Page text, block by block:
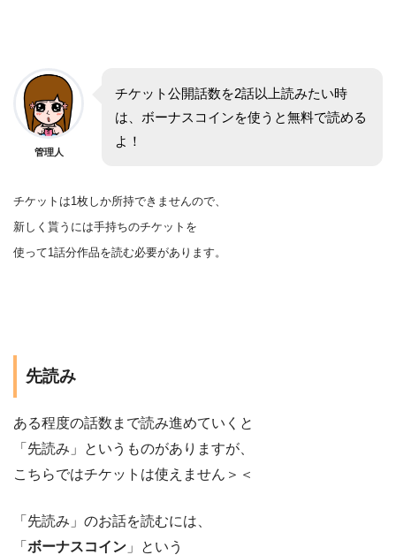
管理人
チケット公開話数を2話以上読みたい時
は、ボーナスコインを使うと無料で読める
よ！
チケットは1枚しか所持できませんので、
新しく貰うには手持ちのチケットを
使って1話分作品を読む必要があります。
先読み
ある程度の話数まで読み進めていくと
「先読み」というものがありますが、
こちらではチケットは使えません＞＜
「先読み」のお話を読むには、
「 ボーナスコイン 」という